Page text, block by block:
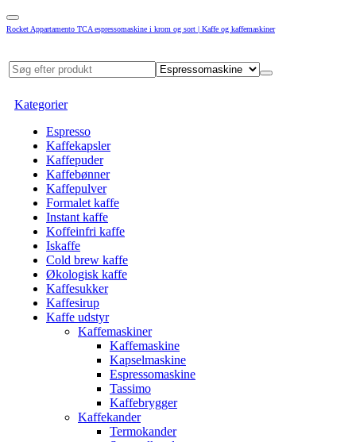
Rocket Appartamento TCA espressomaskine i krom og sort | Kaffe og kaffemaskiner
Kategorier
Espresso
Kaffekapsler
Kaffepuder
Kaffebønner
Kaffepulver
Formalet kaffe
Instant kaffe
Koffeinfri kaffe
Iskaffe
Cold brew kaffe
Økologisk kaffe
Kaffesukker
Kaffesirup
Kaffe udstyr
Kaffemaskiner
Kaffemaskine
Kapselmaskine
Espressomaskine
Tassimo
Kaffebrygger
Kaffekander
Termokander